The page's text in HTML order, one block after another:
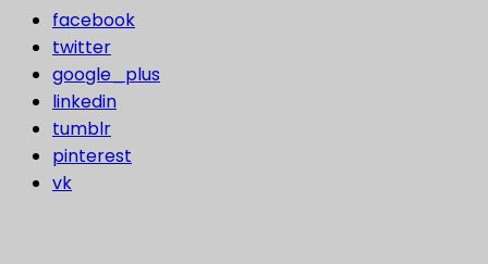
facebook
twitter
google_plus
linkedin
tumblr
pinterest
vk